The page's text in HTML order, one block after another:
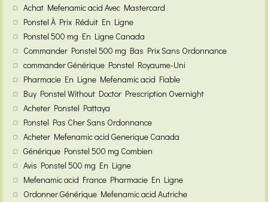
Achat Mefenamic acid Avec Mastercard
Ponstel À Prix Réduit En Ligne
Ponstel 500 mg En Ligne Canada
Commander Ponstel 500 mg Bas Prix Sans Ordonnance
commander Générique Ponstel Royaume-Uni
Pharmacie En Ligne Mefenamic acid Fiable
Buy Ponstel Without Doctor Prescription Overnight
Acheter Ponstel Pattaya
Ponstel Pas Cher Sans Ordonnance
Acheter Mefenamic acid Generique Canada
Générique Ponstel 500 mg Combien
Avis Ponstel 500 mg En Ligne
Mefenamic acid France Pharmacie En Ligne
Ordonner Générique Mefenamic acid Autriche